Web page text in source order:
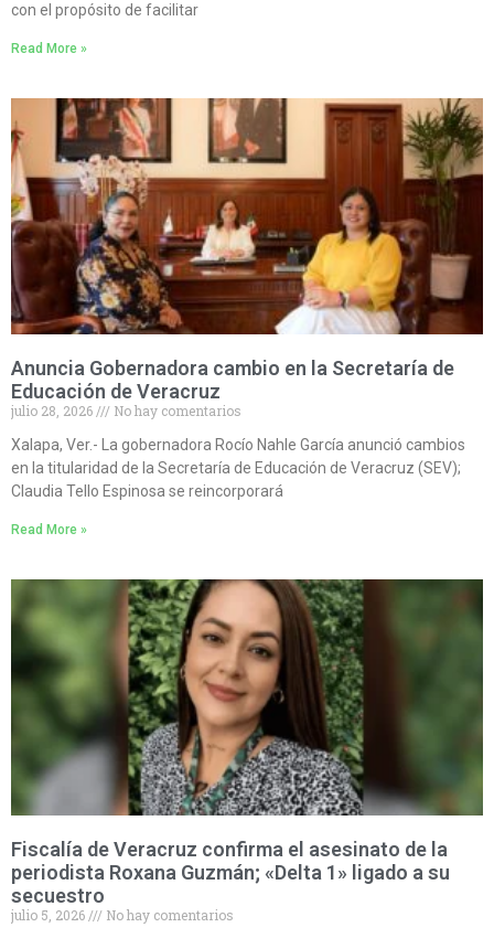
con el propósito de facilitar
Read More »
Anuncia Gobernadora cambio en la Secretaría de
Educación de Veracruz
julio 28, 2026
No hay comentarios
Xalapa, Ver.- La gobernadora Rocío Nahle García anunció cambios
en la titularidad de la Secretaría de Educación de Veracruz (SEV);
Claudia Tello Espinosa se reincorporará
Read More »
Fiscalía de Veracruz confirma el asesinato de la
periodista Roxana Guzmán; «Delta 1» ligado a su
secuestro
julio 5, 2026 No hay comentarios